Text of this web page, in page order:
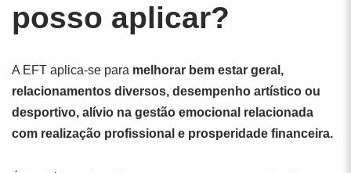
posso aplicar?
A EFT aplica-se para melhorar bem estar geral,
relacionamentos diversos, desempenho artístico ou
desportivo, alívio na gestão emocional relacionada
com realização profissional e prosperidade financeira.